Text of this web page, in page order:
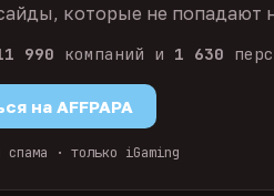
которые не попадают
990 компаний и 1 630
на AFFPAPA
спама · только iGaming